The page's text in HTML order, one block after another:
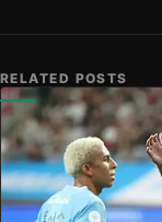
RELATED POSTS